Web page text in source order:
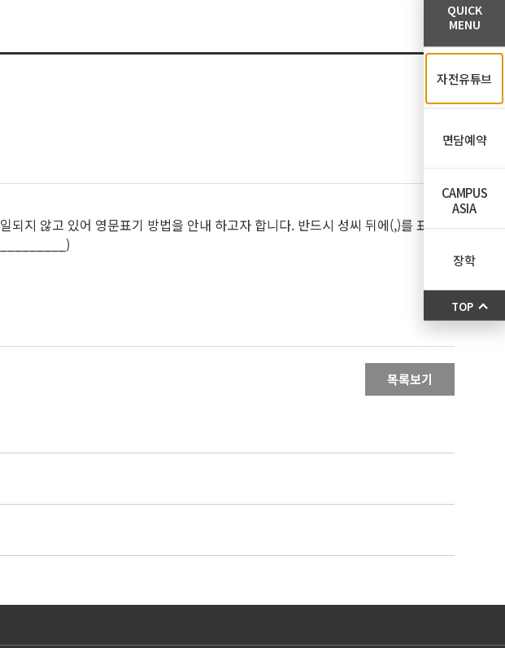
지 않고 있어 영문표기 방법을 안내 하고자 합니다. 반드시 성씨 뒤에(,)를 표
목록보기
QUICK
MENU
자전유튜브
면담예약
CAMPUS
ASIA
장학
TOP